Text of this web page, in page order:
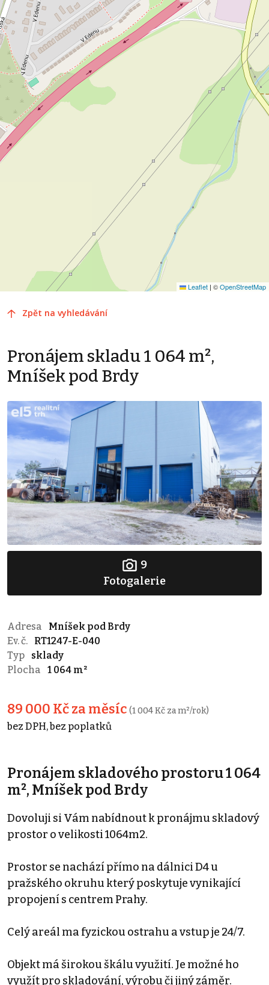
Leaflet | ©OpenStreetMap
Zpět na vyhledávání
Pronájem skladu 1 064 m²,
Mníšek pod Brdy
9
Fotogalerie
Adresa
Mníšek pod Brdy
Ev. č.
RT1247-E-040
Typ
sklady
Plocha
1 064 m²
89 000 Kč za měsíc (1 004 Kč za m²/rok)
bez DPH, bez poplatků
Pronájem skladového prostoru 1 064
m², Mníšek pod Brdy
Dovoluji si Vám nabídnout k pronájmu skladový
prostor o velikosti 1064m2.
Prostor se nachází přímo na dálnici D4 u
pražského okruhu který poskytuje vynikající
propojení s centrem Prahy.
Celý areál ma fyzickou ostrahu a vstup je 24/7.
Objekt má širokou škálu využití. Je možné ho
využít pro skladování, výrobu či jiný záměr.